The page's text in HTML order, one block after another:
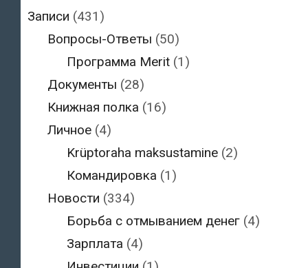
Записи (431)
Вопросы-Ответы (50)
Программа Merit (1)
Документы (28)
Книжная полка (16)
Личное(4)
Krüptoraha maksustamine (2)
Командировка (1)
Новости (334)
Борьба с отмыванием денег (4)
Зарплата (4)